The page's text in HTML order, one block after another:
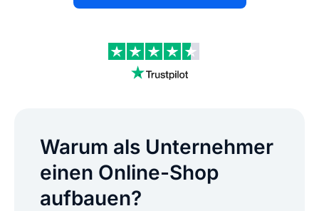
Warum als Unternehmer
einen Online-Shop
aufbauen?